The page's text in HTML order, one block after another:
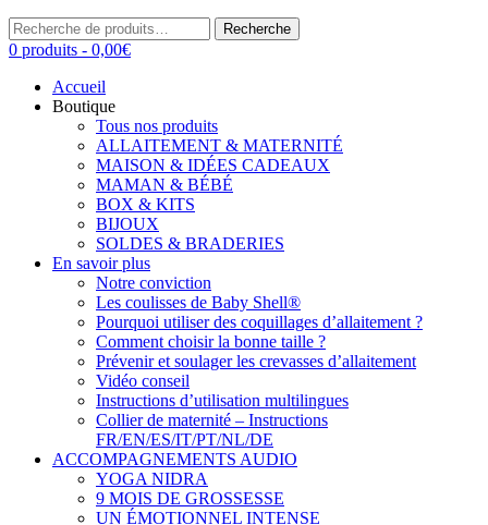
Recherche
pour :
Recherche
0 produits - 0,00€
Accueil
Boutique
Tous nos produits
ALLAITEMENT & MATERNITÉ
MAISON & IDÉES CADEAUX
MAMAN & BÉBÉ
BOX & KITS
BIJOUX
SOLDES & BRADERIES
En savoir plus
Notre conviction
Les coulisses de Baby Shell®
Pourquoi utiliser des coquillages d’allaitement ?
Comment choisir la bonne taille ?
Prévenir et soulager les crevasses d’allaitement
Vidéo conseil
Instructions d’utilisation multilingues
Collier de maternité – Instructions
FR/EN/ES/IT/PT/NL/DE
ACCOMPAGNEMENTS AUDIO
YOGA NIDRA
9 MOIS DE GROSSESSE
UN ÉMOTIONNEL INTENSE